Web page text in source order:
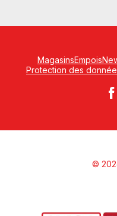
MagasinsEmpois
Protection des
©